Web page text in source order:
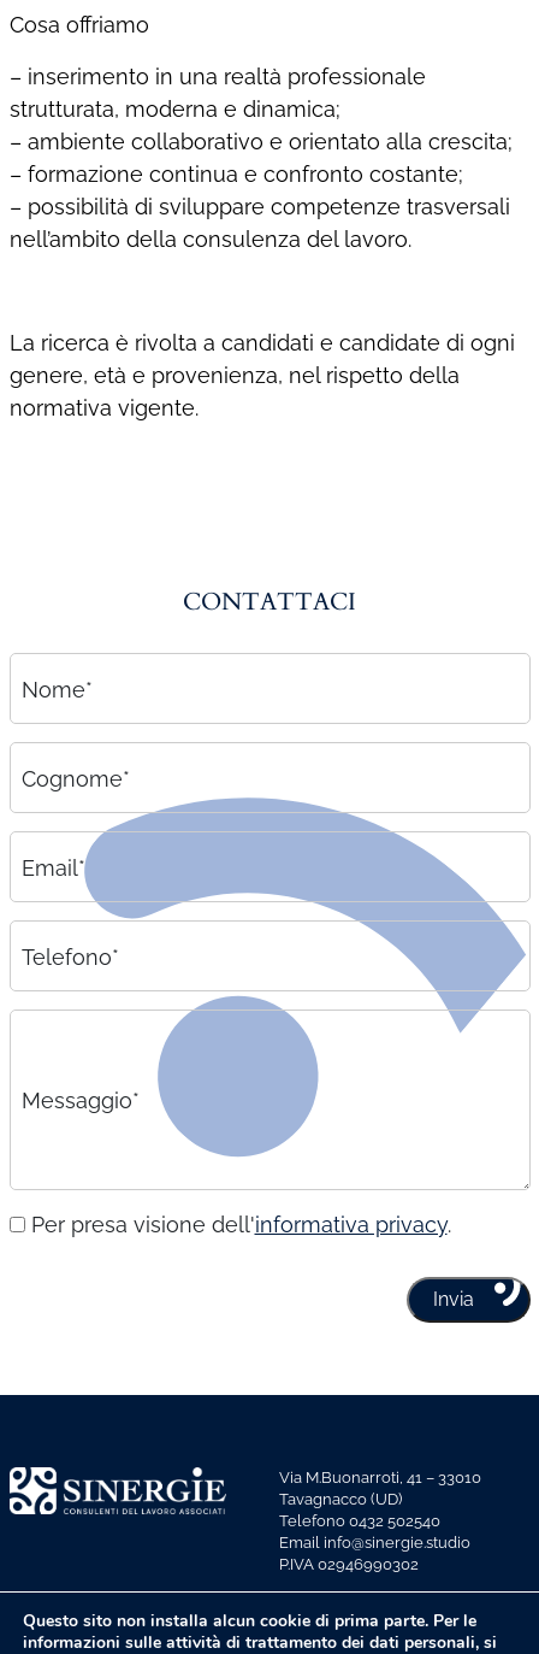
Cosa offriamo
– inserimento in una realtà professionale
strutturata, moderna e dinamica;
– ambiente collaborativo e orientato alla crescita;
– formazione continua e confronto costante;
– possibilità di sviluppare competenze trasversali
nell’ambito della consulenza del lavoro.
La ricerca è rivolta a candidati e candidate di ogni
genere, età e provenienza, nel rispetto della
normativa vigente.
CONTATTACI
Nome*
Cognome*
Email*
Telefono*
Messaggio*
Per presa visione dell'informativa privacy.
Via M.Buonarroti, 41 – 33010
Tavagnacco (UD)
Telefono 0432 502540
Email info@sinergie.studio
P.IVA 02946990302
Questo sito non installa alcun cookie di prima parte. Per le
informazioni sulle attività di trattamento dei dati personali, si